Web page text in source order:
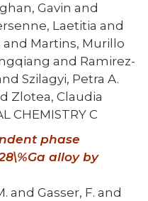
Gavin and
Laetitia and
Martins, Murillo
and Ramirez-
Szilagyi, Petra A.
Zlotea, Claudia
CHEMISTRY C
phase
alloy by
and Gasser, F. and